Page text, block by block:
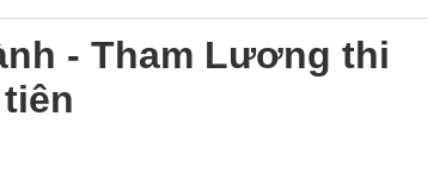
- Tham Lương thi